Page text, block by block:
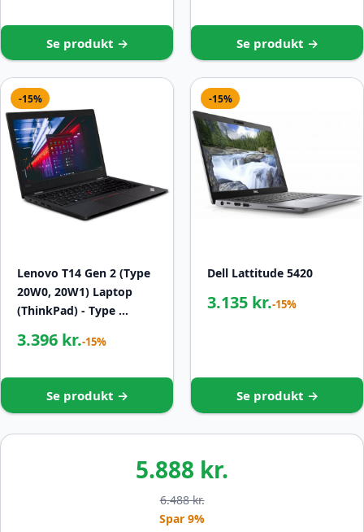
Se produkt → Se produkt →
-15%
Lenovo T14 Gen 2 (Type
20W0, 20W1) Laptop
(ThinkPad) - Type …
3.396 kr.-15%
Se produkt →
-15%
Dell Lattitude 5420
3.135 kr.-15%
Se produkt →
5.888 kr.
6.488 kr.
Spar 9%